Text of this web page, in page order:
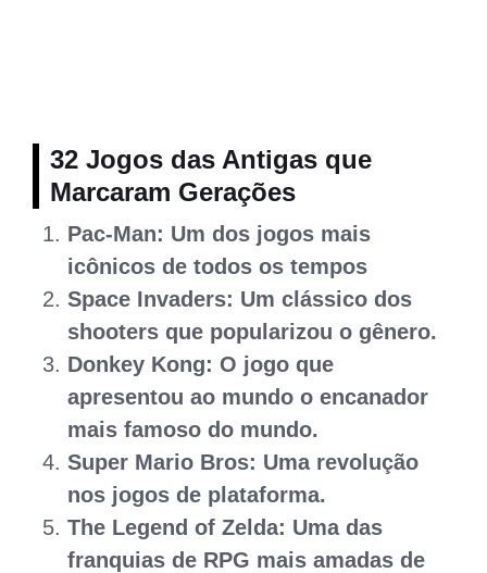
32 Jogos das Antigas que
Marcaram Gerações
Pac-Man: Um dos jogos mais
icônicos de todos os tempos
Space Invaders: Um clássico dos
shooters que popularizou o gênero.
Donkey Kong: O jogo que
apresentou ao mundo o encanador
mais famoso do mundo.
Super Mario Bros: Uma revolução
nos jogos de plataforma.
The Legend of Zelda: Uma das
franquias de RPG mais amadas de